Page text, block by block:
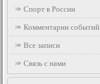
Спорт в России
Комментарии событий
Все записи
Связь с нами